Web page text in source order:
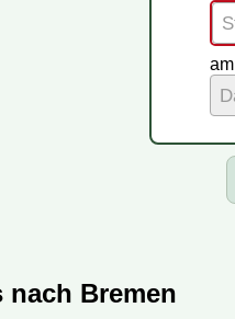
Fahren Reisebusse
nach Bremen